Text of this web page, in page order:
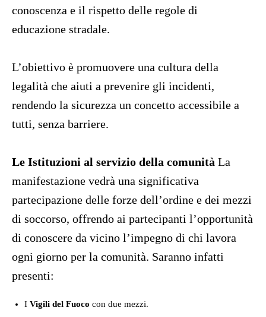
conoscenza e il rispetto delle regole di
educazione stradale.
L’obiettivo è promuovere una cultura della
legalità che aiuti a prevenire gli incidenti,
rendendo la sicurezza un concetto accessibile a
tutti, senza barriere.
Le Istituzioni al servizio della comunità La
manifestazione vedrà una significativa
partecipazione delle forze dell’ordine e dei mezzi
di soccorso, offrendo ai partecipanti l’opportunità
di conoscere da vicino l’impegno di chi lavora
ogni giorno per la comunità. Saranno infatti
presenti:
I Vigili del Fuoco con due mezzi.